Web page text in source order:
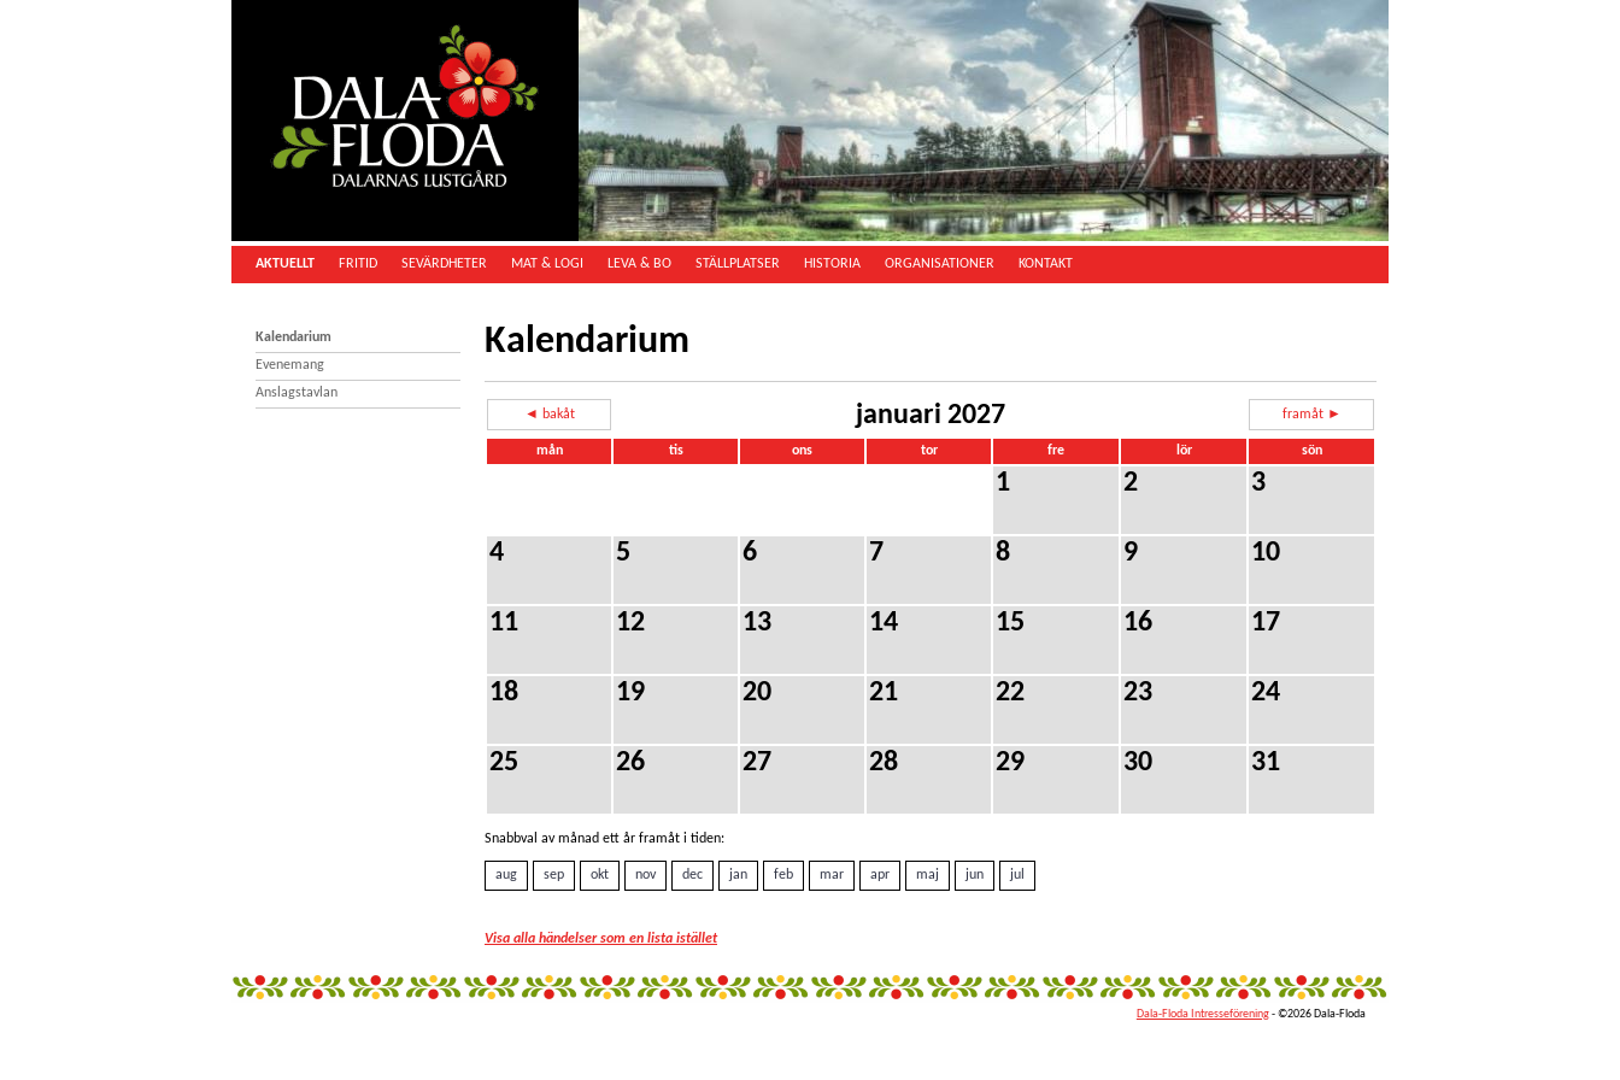
AKTUELLT FRITID SEVÄRDHETER MAT & LOGI LEVA & BO STÄLLPLATSER HISTORIA ORGANISATIONER KONTAKT
Kalendarium
Evenemang
Anslagstavlan
Kalendarium
◄ bakåt januari 2027 framåt ►
mån tis ons tor fre lör sön
1 2 3
4 5 6 7 8 9 10
11 12 13 14 15 16 17
18 19 20 21 22 23 24
25 26 27 28 29 30 31
Snabbval av månad ett år framåt i tiden:
aug sep okt nov dec jan feb mar apr maj jun jul
Visa alla händelser som en lista istället
Dala-Floda Intresseförening- ©2026 Dala-Floda